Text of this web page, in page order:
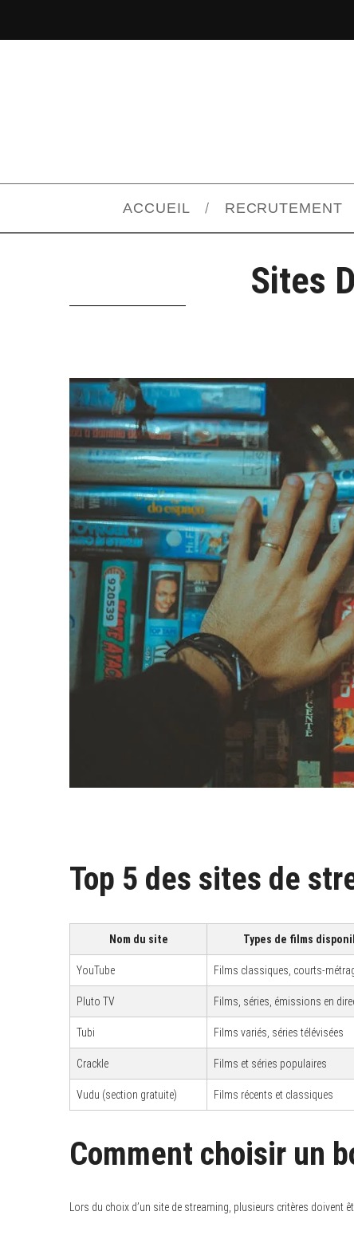
ACCUEIL RECRUTEMENT
Sites
Top 5 des sites de
Nom du site Types de films
YouTube Films classiques, courts-
Pluto TV Films, séries, émissions en
Tubi Films variés, séries télévisées
Crackle Films et séries populaires
Vudu (section gratuite) Films récents et classiques
Comment choisir un
Lors du choix d’un site de streaming, plusieurs critères doivent